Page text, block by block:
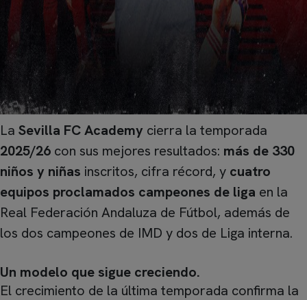
La Sevilla FC Academy cierra la temporada
2025/26 con sus mejores resultados: más de 330
niños y niñas inscritos, cifra récord, y cuatro
equipos proclamados campeones de liga en la
Real Federación Andaluza de Fútbol, además de
los dos campeones de IMD y dos de Liga interna.
Un modelo que sigue creciendo.
El crecimiento de la última temporada confirma la